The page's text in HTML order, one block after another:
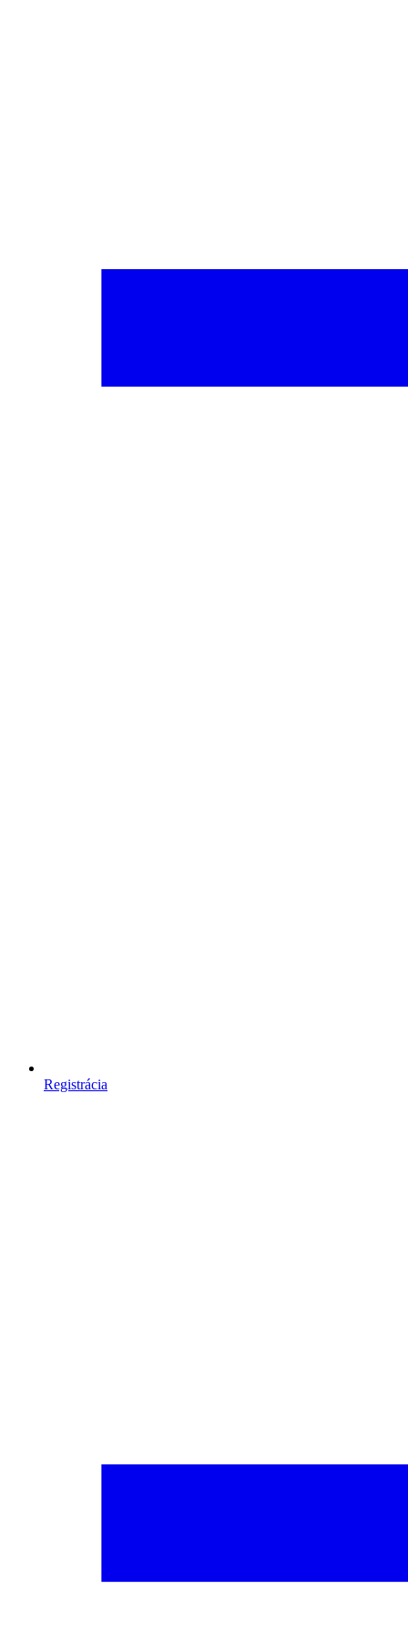
Registrácia